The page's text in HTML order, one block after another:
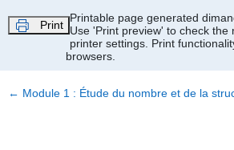
Print
Printable page generated
Use 'Print preview' to check the
printer settings. Print
browsers.
← Module 1 : Étude du nombre et de la